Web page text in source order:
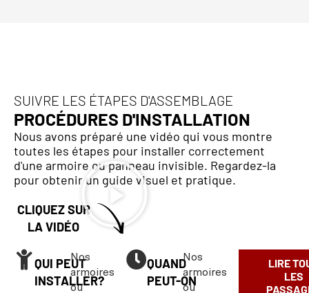
SUIVRE LES ÉTAPES D'ASSEMBLAGE
PROCÉDURES D'INSTALLATION
Nous avons préparé une vidéo qui vous montre
toutes les étapes pour installer correctement
d'une armoire ou panneau invisible. Regardez-la
pour obtenir un guide visuel et pratique.
CLIQUEZ SUR
LA VIDÉO
QUI PEUT
INSTALLER?
Nos
armoires
ou
QUAND
PEUT-ON
Nos
armoires
ou
LIRE
LES